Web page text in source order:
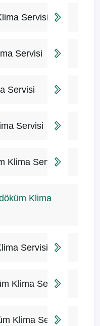
Servisi
Servisi
Servisi
Servisi
Klima Servisi
Klima
Servisi
Klima Servisi
Klima Servisi